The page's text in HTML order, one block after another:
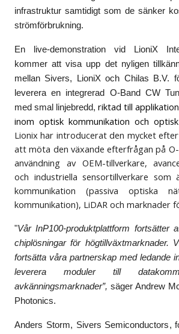
infrastruktur samtidigt som de sänker
strömförbrukning.
En live-demonstration vid LioniX
kommer att visa upp det nyligen
mellan Sivers, LioniX och Chilas B.V.
leverera en integrerad O-Band CW
med smal linjebredd, riktad till
inom optisk kommunikation och
Lionix har introducerat den mycket
att möta den växande efterfrågan på
användning av OEM-tillverkare,
och industriella sensortillverkare som
kommunikation (passiva optiska
kommunikation), LiDAR och marknader
"Vår InP100-produktplattform fortsätter
chiplösningar för högtillväxtmarknader.
fortsätta våra partnerskap med ledande
leverera moduler till
avkänningsmarknader”, säger Andrew
Photonics.
Anders Storm, Sivers Semiconductors,